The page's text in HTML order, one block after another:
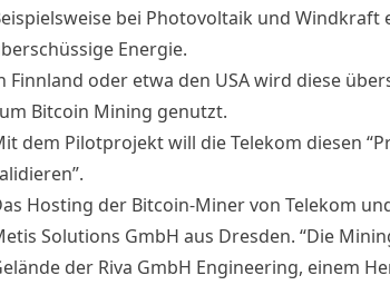
bei Photovoltaik und Windkraft
Energie.
Finnland oder etwa den USA wird diese
Bitcoin Mining genutzt.
dem Pilotprojekt will die Telekom diesen
Hosting der Bitcoin-Miner von Telekom
Solutions GmbH aus Dresden. “Die
der Riva GmbH Engineering, einem